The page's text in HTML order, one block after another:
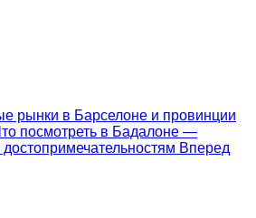
рынки в Барселоне и провинции
посмотреть в Бадалоне —
Вперед